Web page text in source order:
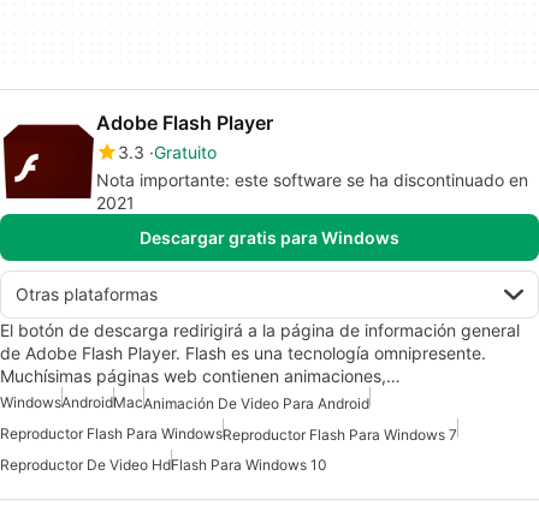
Adobe Flash Player
3.3 Gratuito
Nota importante: este software se ha discontinuado en
2021
Descargar gratis para Windows
Otras plataformas
El botón de descarga redirigirá a la página de información general
de Adobe Flash Player. Flash es una tecnología omnipresente.
Muchísimas páginas web contienen animaciones,…
WindowsAndroidMacAnimación De Video Para Android
Reproductor Flash Para WindowsReproductor Flash Para Windows 7
Reproductor De Video HdFlash Para Windows 10